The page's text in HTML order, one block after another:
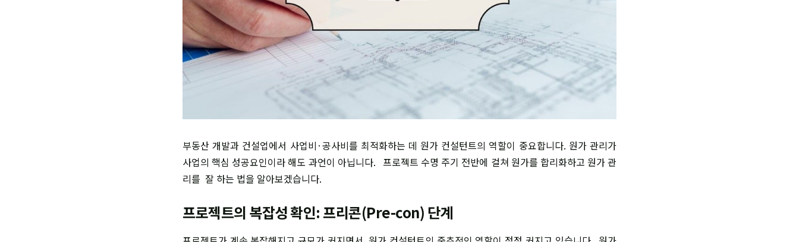
부동산 개발과 건설업에서 사업비·공사비를 최적화하는 데 원가 컨설턴트의 역할이 중요합니다. 원가 관리가
사업의 핵심 성공요인이라 해도 과언이 아닙니다. 프로젝트 수명 주기 전반에 걸쳐 원가를 합리화하고 원가 관
리를 잘 하는 법을 알아보겠습니다.
프로젝트의 복잡성 확인: 프리콘(Pre-con) 단계